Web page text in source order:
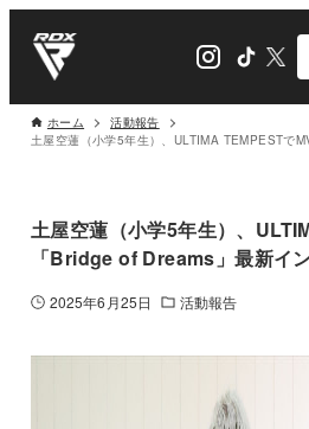
ホーム 活動報告
土屋空蓮（小学5年生）、
「Bridge of Dreams」最新イ
2025年6月25日 活動報告